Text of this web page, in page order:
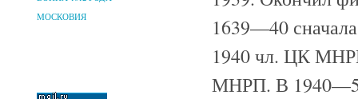
МОСКОВИЯ
1639—40
1940 чл. ЦК
МНРП. В